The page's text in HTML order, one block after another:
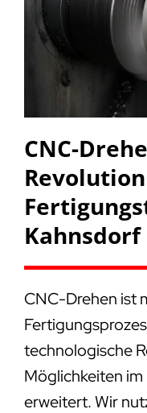
CNC-
Kahnsdorf
CNC-Drehen ist
technologische
Möglichkeiten
erweitert. Wir